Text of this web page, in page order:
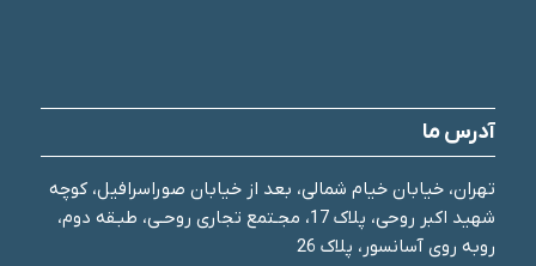
آدرس ما
تهران، خیابان خیام شمالی، بعد از خیابان صوراسرافیل، کوچه
شهید اکبر روحی، پلاک 17، مجـتمع تجاری روحـی، طبـقه دوم،
روبه روی آسانسور، پلاک 26